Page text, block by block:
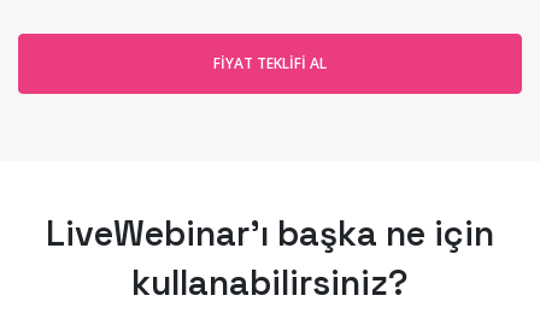
FIYAT TEKLIFI AL
LiveWebinar'ı başka ne için
kullanabilirsiniz?